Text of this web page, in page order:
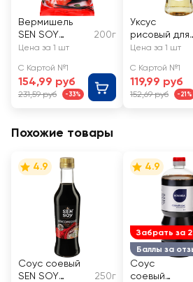
Вермишель
SEN SOY
Premium
200г
Цена за 1 шт
С Картой №1
154,99 руб
231,59 руб -33%
Уксус
рисовый для
приготовлен
роллов SEN
SOY Premium
Цена за 1 шт
С Картой №1
119,99 руб
152,69 руб -21%
Похожие товары
4.9
Соус соевый
SEN SOY
250г
Забрать за
Баллы за
4.9
Соус
соевый